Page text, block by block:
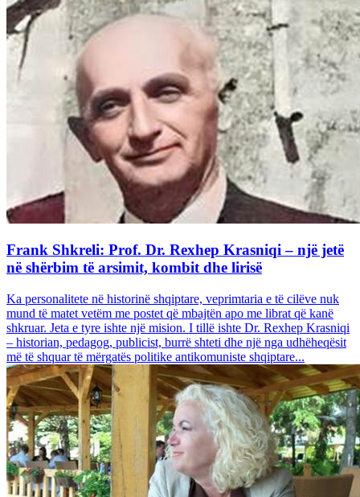
Frank Shkreli: Prof. Dr. Rexhep Krasniqi – një jetë
në shërbim të arsimit, kombit dhe lirisë
Ka personalitete në historinë shqiptare, veprimtaria e të cilëve nuk
mund të matet vetëm me postet që mbajtën apo me librat që kanë
shkruar. Jeta e tyre ishte një mision. I tillë ishte Dr. Rexhep Krasniqi
– historian, pedagog, publicist, burrë shteti dhe një nga udhëheqësit
më të shquar të mërgatës politike antikomuniste shqiptare...